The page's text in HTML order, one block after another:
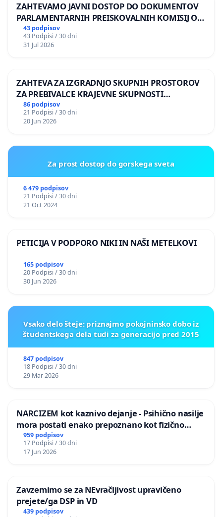
ZAHTEVAMO JAVNI DOSTOP DO DOKUMENTOV
PARLAMENTARNIH PREISKOVALNIH KOMISIJ O
ILEGALNI TRGOVINI Z OROŽJEM
43 podpisov
43 Podpisi / 30 dni
31 Jul 2026
ZAHTEVA ZA IZGRADNJO SKUPNIH PROSTOROV
ZA PREBIVALCE KRAJEVNE SKUPNOSTI
PRESTRANEK
86 podpisov
21 Podpisi / 30 dni
20 Jun 2026
Za prost dostop do gorskega sveta
6 479 podpisov
21 Podpisi / 30 dni
21 Oct 2024
PETICIJA V PODPORO NIKI IN NAŠI METELKOVI
165 podpisov
20 Podpisi / 30 dni
30 Jun 2026
Vsako delo šteje: priznajmo pokojninsko dobo iz
študentskega dela tudi za generacijo pred 2015
847 podpisov
18 Podpisi / 30 dni
29 Mar 2026
NARCIZEM kot kaznivo dejanje - Psihično nasilje
mora postati enako prepoznano kot fizično
nasilje
959 podpisov
17 Podpisi / 30 dni
17 Jun 2026
Zavzemimo se za NEvračljivost upravičeno
prejete/ga DSP in VD
439 podpisov